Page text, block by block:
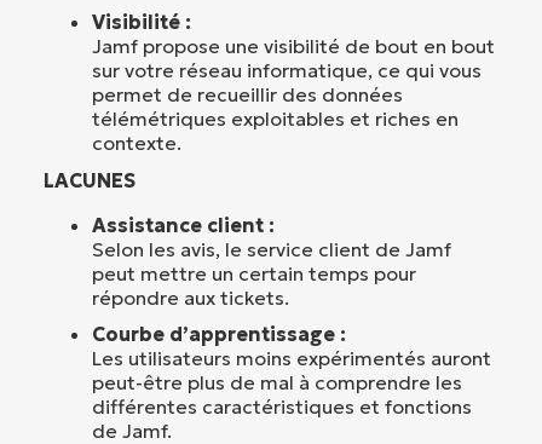
Visibilité :
Jamf propose une visibilité de bout en bout
sur votre réseau informatique, ce qui vous
permet de recueillir des données
télémétriques exploitables et riches en
contexte.
LACUNES
Assistance client :
Selon les avis, le service client de Jamf
peut mettre un certain temps pour
répondre aux tickets.
Courbe d’apprentissage :
Les utilisateurs moins expérimentés auront
peut-être plus de mal à comprendre les
différentes caractéristiques et fonctions
de Jamf.